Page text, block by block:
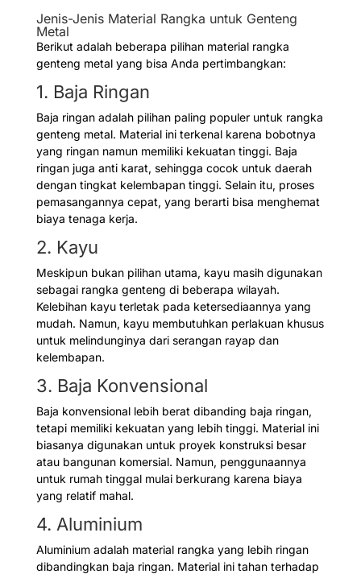
Jenis-Jenis Material Rangka untuk Genteng
Metal
Berikut adalah beberapa pilihan material rangka
genteng metal yang bisa Anda pertimbangkan:
1. Baja Ringan
Baja ringan adalah pilihan paling populer untuk rangka
genteng metal. Material ini terkenal karena bobotnya
yang ringan namun memiliki kekuatan tinggi. Baja
ringan juga anti karat, sehingga cocok untuk daerah
dengan tingkat kelembapan tinggi. Selain itu, proses
pemasangannya cepat, yang berarti bisa menghemat
biaya tenaga kerja.
2. Kayu
Meskipun bukan pilihan utama, kayu masih digunakan
sebagai rangka genteng di beberapa wilayah.
Kelebihan kayu terletak pada ketersediaannya yang
mudah. Namun, kayu membutuhkan perlakuan khusus
untuk melindunginya dari serangan rayap dan
kelembapan.
3. Baja Konvensional
Baja konvensional lebih berat dibanding baja ringan,
tetapi memiliki kekuatan yang lebih tinggi. Material ini
biasanya digunakan untuk proyek konstruksi besar
atau bangunan komersial. Namun, penggunaannya
untuk rumah tinggal mulai berkurang karena biaya
yang relatif mahal.
4. Aluminium
Aluminium adalah material rangka yang lebih ringan
dibandingkan baja ringan. Material ini tahan terhadap